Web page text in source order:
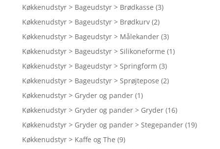
Køkkenudstyr > Bageudstyr > Brødkasse (3)
Køkkenudstyr > Bageudstyr > Brødkurv (2)
Køkkenudstyr > Bageudstyr > Målekander (3)
Køkkenudstyr > Bageudstyr > Silikoneforme (1)
Køkkenudstyr > Bageudstyr > Springform (3)
Køkkenudstyr > Bageudstyr > Sprøjtepose (2)
Køkkenudstyr > Gryder og pander (1)
Køkkenudstyr > Gryder og pander > Gryder (16)
Køkkenudstyr > Gryder og pander > Stegepander (19)
Køkkenudstyr > Kaffe og The (9)